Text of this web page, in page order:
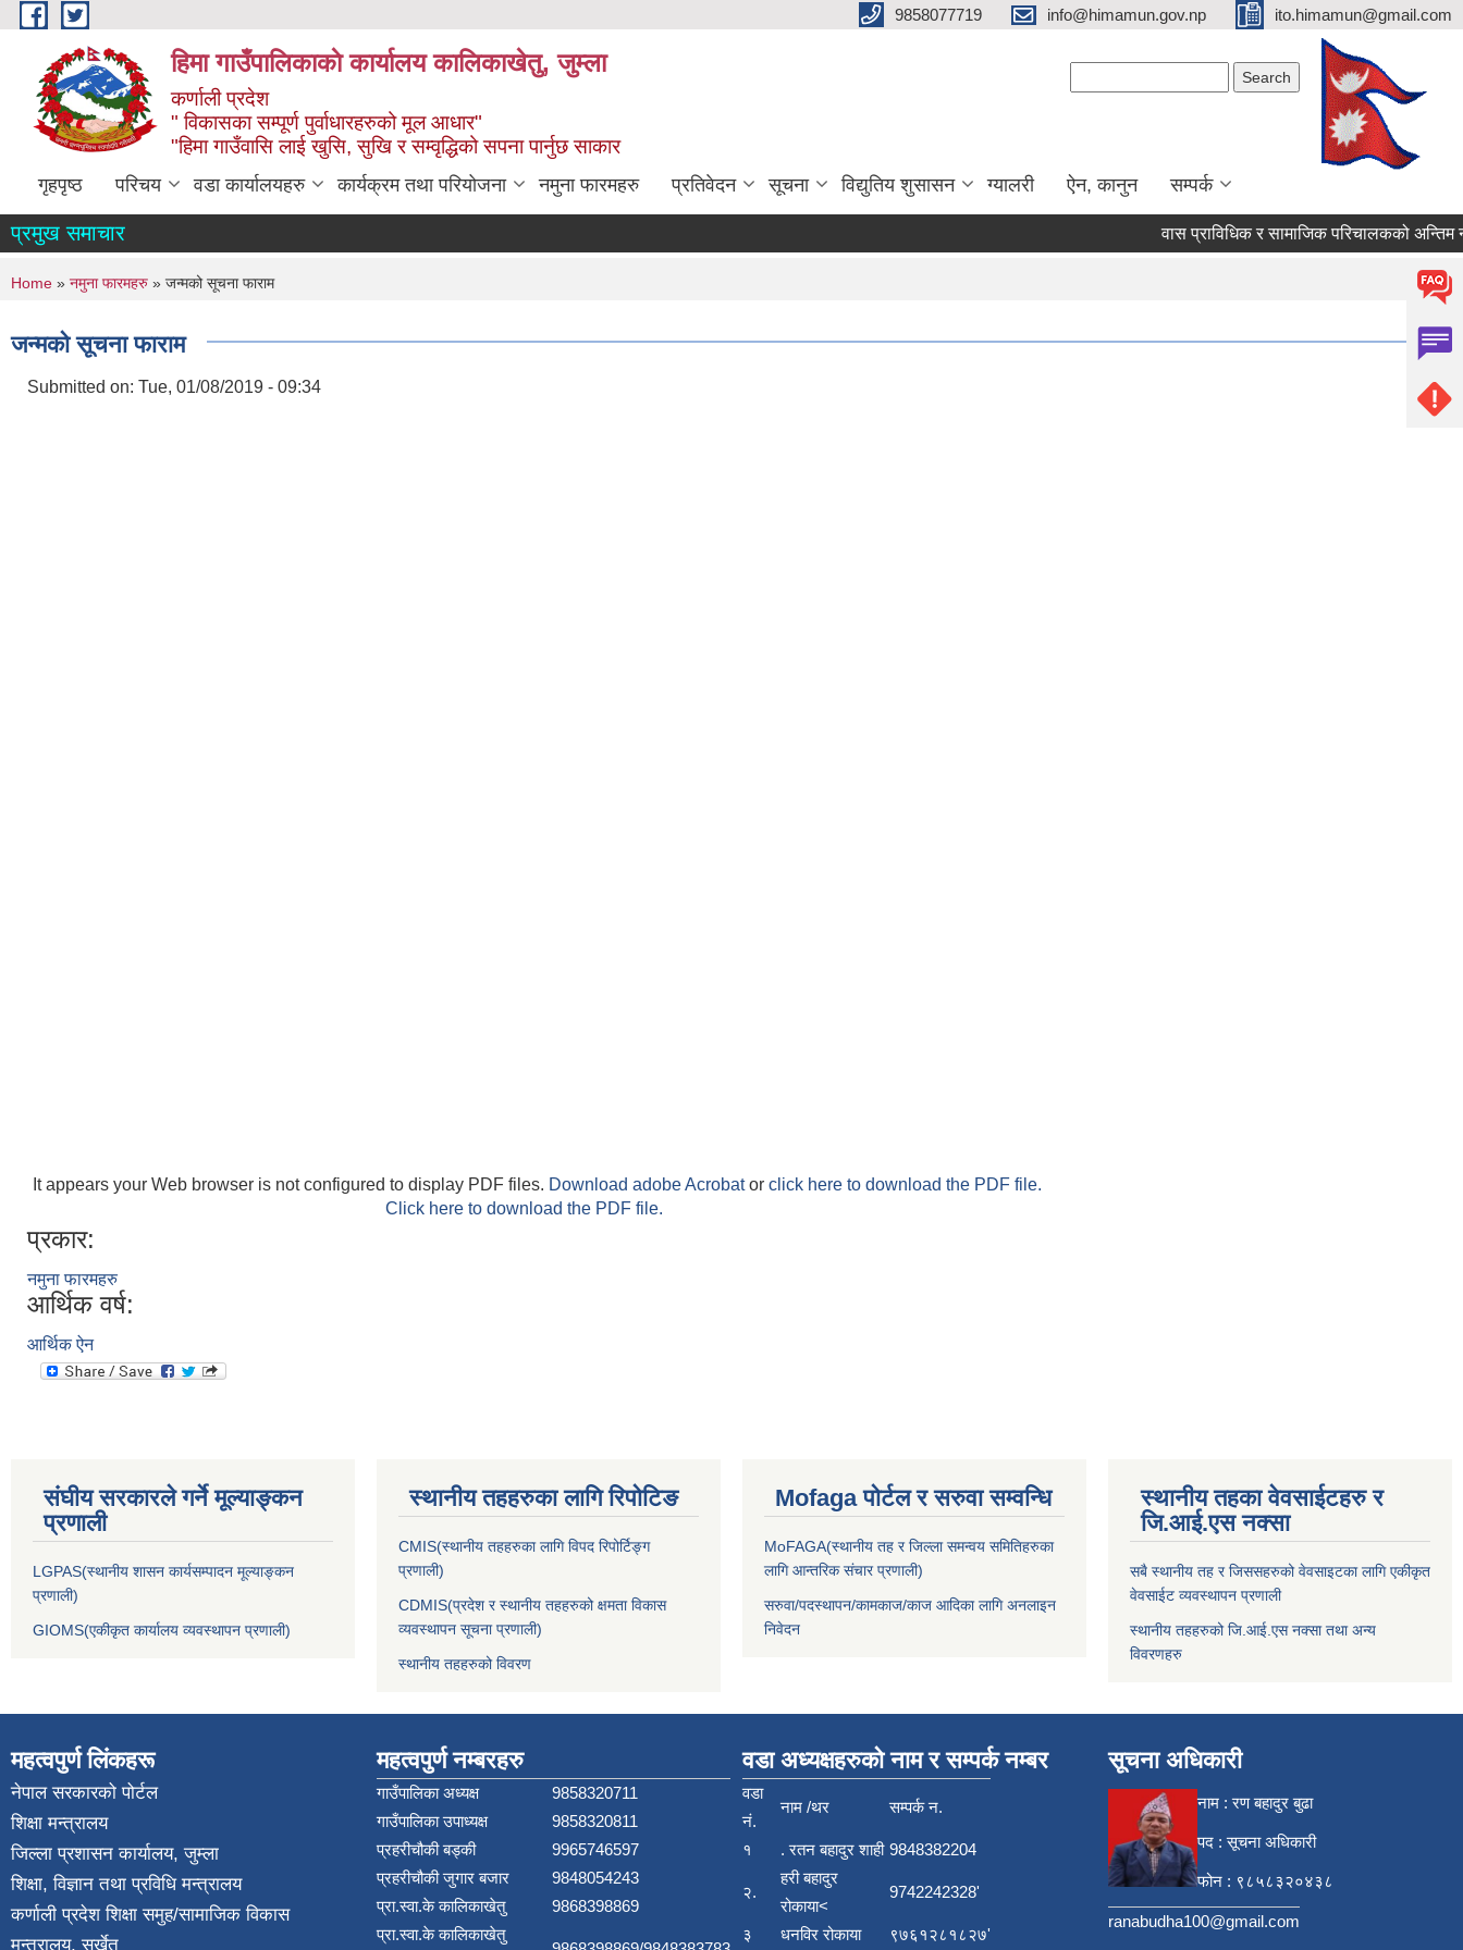
Skip to main content 9858077719 info@himamun.gov.np ito.himamun@gmail.com
हिमा गाउँपालिकाकाे कार्यालय कालिकाखेतु, जुम्ला
कर्णाली प्रदेश
" विकासका सम्पूर्ण पुर्वाधारहरुको मूल आधार"
"हिमा गाउँवासि लाई खुसि, सुखि र सम्वृद्धिको सपना पार्नुछ साकार
गृहपृष्ठ परिचय वडा कार्यालयहरु कार्यक्रम तथा परियोजना नमुना फारमहरु प्रतिवेदन सूचना विद्युतिय शुसासन ग्यालरी ऐन, कानुन सम्पर्क
प्रमुख समाचार वास प्राविधिक र सामाजिक परिचालकको अन्तिम
You are here
Home » नमुना फारमहरु » जन्मको सूचना फाराम
जन्मको सूचना फाराम
Submitted on: Tue, 01/08/2019 - 09:34
It appears your Web browser is not configured to display PDF files. Download adobe Acrobator click here to download the PDF file.
Click here to download the PDF file.
प्रकार:
नमुना फारमहरु
आर्थिक वर्ष:
आर्थिक ऐन
संघीय सरकारले गर्ने मूल्याङ्कन
प्रणाली
LGPAS(स्थानीय शासन कार्यसम्पादन मूल्याङ्कन
प्रणाली)
GIOMS(एकीकृत कार्यालय व्यवस्थापन प्रणाली)
स्थानीय तहहरुका लागि रिपोटिङ
CMIS(स्थानीय तहहरुका लागि विपद रिपोर्टिङ्ग
प्रणाली)
CDMIS(प्रदेश र स्थानीय तहहरुको क्षमता विकास
व्यवस्थापन सूचना प्रणाली)
स्थानीय तहहरुको विवरण
Mofaga पोर्टल र सरुवा सम्वन्धि
MoFAGA(स्थानीय तह र जिल्ला समन्वय समितिहरुका
लागि आन्तरिक संचार प्रणाली)
सरुवा/पदस्थापन/कामकाज/काज आदिका लागि अनलाइन
निवेदन
स्थानीय तहका वेवसाईटहरु र
जि.आई.एस नक्सा
सबै स्थानीय तह र जिससहरुको वेवसाइटका लागि एकीकृत
वेवसाईट व्यवस्थापन प्रणाली
स्थानीय तहहरुको जि.आई.एस नक्सा तथा अन्य
विवरणहरु
महत्वपुर्ण लिंकहरू
नेपाल सरकारको पोर्टल
शिक्षा मन्त्रालय
जिल्ला प्रशासन कार्यालय, जुम्ला
शिक्षा, विज्ञान तथा प्रविधि मन्त्रालय
कर्णाली प्रदेश शिक्षा समुह/सामाजिक विकास
मन्त्रालय, सुर्खेत
महत्वपुर्ण नम्बरहरु
गाउँपालिका अध्यक्ष
9858320711
गाउँपालिका उपाध्यक्ष
9858320811
प्रहरीचौकी बड्की
9965746597
प्रहरीचौकी जुगार बजार
9848054243
प्रा.स्वा.के कालिकाखेतु
9868398869
प्रा.स्वा.के कालिकाखेतु
वडा अध्यक्षहरुको नाम र सम्पर्क नम्बर
वडा
नं.
नाम /थर सम्पर्क न.
१ . रतन बहादुर शाही 9848382204
२.
हरी बहादुर
रोकाया<
9742242328'
३ धनविर रोकाया
९७६१२८१८२७'
सूचना अधिकारी
नाम : रण बहादुर बुढा
पद : सूचना अधिकारी
फोन : ९८५८३२०४३८
ranabudha100@gmail.com